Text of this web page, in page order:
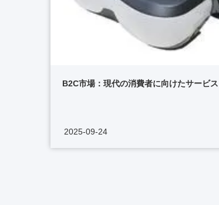
B2C市場：現代の消費者に向けたサービス
2025-09-24